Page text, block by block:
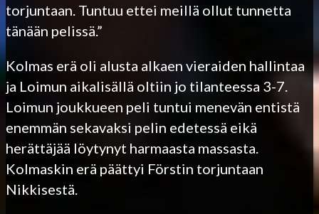
torjuntaan. Tuntuu ettei meillä ollut tunnetta
tänään pelissä.”
Kolmas erä oli alusta alkaen vieraiden hallintaa
ja Loimun aikalisällä oltiin jo tilanteessa 3-7.
Loimun joukkueen peli tuntui menevän entistä
enemmän sekavaksi pelin edetessä eikä
herättäjää löytynyt harmaasta massasta.
Kolmaskin erä päättyi Förstin torjuntaan
Nikkisestä.